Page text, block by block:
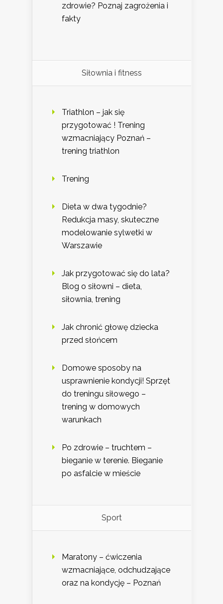
zdrowie? Poznaj zagrożenia i
fakty
Siłownia i fitness
Triathlon – jak się
przygotować ! Trening
wzmacniający Poznań –
trening triathlon
Trening
Dieta w dwa tygodnie?
Redukcja masy, skuteczne
modelowanie sylwetki w
Warszawie
Jak przygotować się do lata?
Blog o siłowni – dieta,
siłownia, trening
Jak chronić głowę dziecka
przed słońcem
Domowe sposoby na
usprawnienie kondycji! Sprzęt
do treningu siłowego –
trening w domowych
warunkach
Po zdrowie – truchtem –
bieganie w terenie. Bieganie
po asfalcie w mieście
Sport
Maratony – ćwiczenia
wzmacniające, odchudzające
oraz na kondycję – Poznań